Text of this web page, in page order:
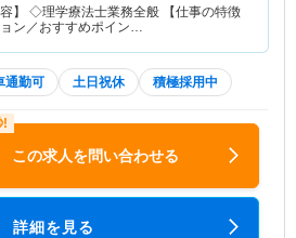
◇理学療法士業務全般 【仕事の特徴
ン／おすすめポイン…
通勤可 土日祝休 積極採用中
この求人を問い合わせる
詳細を見る